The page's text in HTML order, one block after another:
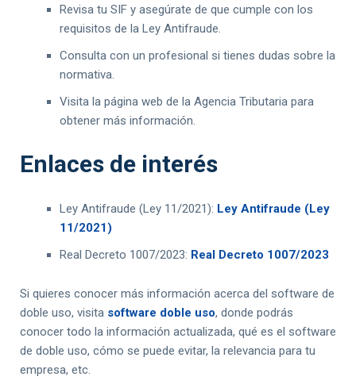
Revisa tu SIF y asegúrate de que cumple con los
requisitos de la Ley Antifraude.
Consulta con un profesional si tienes dudas sobre la
normativa.
Visita la página web de la Agencia Tributaria para
obtener más información.
Enlaces de interés
Ley Antifraude (Ley 11/2021): Ley Antifraude (Ley
11/2021)
Real Decreto 1007/2023: Real Decreto 1007/2023
Si quieres conocer más información acerca del software de
doble uso, visita software doble uso, donde podrás
conocer todo la información actualizada, qué es el software
de doble uso, cómo se puede evitar, la relevancia para tu
empresa, etc.